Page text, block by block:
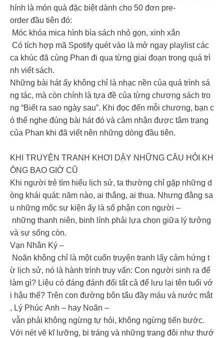
hính là món quà đặc biệt dành cho 50 đơn pre-
order đầu tiên đó:
Móc khóa mica hình bìa sách nhỏ gọn, xinh xắn
Có tích hợp mã Spotify quét vào là mở ngay playlist các
ca khúc đã cùng Phan đi qua từng giai đoạn trong quá trì
nh viết sách.
Những bài hát ấy không chỉ là nhạc nền của quá trình sá
ng tác, mà còn chính là tựa đề của từng chương sách tro
ng “Biết ra sao ngày sau”. Khi đọc đến mỗi chương, bạn c
ó thể nghe đúng bài hát đó và cảm nhận được tâm trạng
của Phan khi đã viết nên những dòng đầu tiên.
KHI TRUYỆN TRANH KHƠI DẬY NHỮNG CÂU HỎI KH
ÔNG BAO GIỜ CŨ
Khi người trẻ tìm hiểu lịch sử, ta thường chỉ gặp những d
òng khái quát: năm nào, ai thắng, ai thua. Nhưng đằng sa
u những mốc sự kiện ấy là số phận con người –
những thanh niên, binh lính phải lựa chọn giữa lý tưởng
và sự sống còn.
Vạn Nhân Ký –
Noãn không chỉ là một cuốn truyện tranh lấy cảm hứng t
ừ lịch sử, nó là hành trình truy vấn: Con người sinh ra để
làm gì? Liệu có đáng đánh đổi tất cả để lưu lại tên tuổi vớ
i hậu thế? Trên con đường bôn tẩu đầy máu và nước mắt
, Lý Phúc Anh – hay Noãn –
vẫn phải không ngừng tự hỏi, không ngừng tiến bước.
Với nét vẽ kĩ lưỡng, bi tráng và những trang đôi như thướ